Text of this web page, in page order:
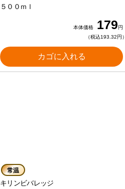
５００ｍｌ
本体価格 179円
（税込193.32円）
カゴに入れる
常温
キリンビバレッジ